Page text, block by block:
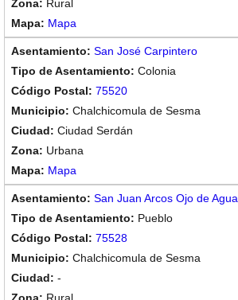
Rural
Mapa
San José Carpintero
Colonia
75520
Chalchicomula de Sesma
Ciudad Serdán
Urbana
Mapa
San Juan Arcos Ojo de Agua
Pueblo
75528
Chalchicomula de Sesma
-